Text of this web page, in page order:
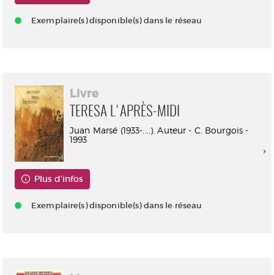
Exemplaire(s) disponible(s) dans le réseau
Livre
TERESA L'APRÈS-MIDI
Juan Marsé (1933-....). Auteur - C. Bourgois -
1993
Plus d'infos
Exemplaire(s) disponible(s) dans le réseau